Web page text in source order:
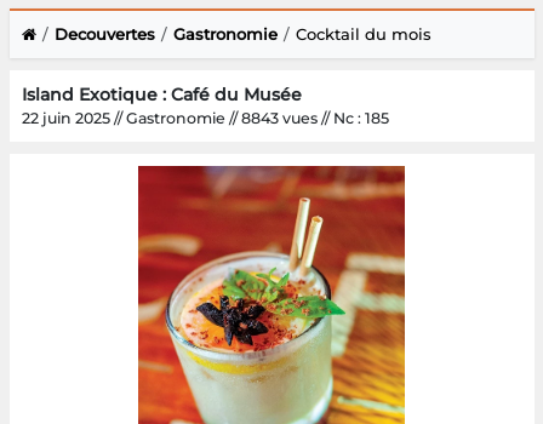
Decouvertes Gastronomie Cocktail du mois
Island Exotique : Café du Musée
22 juin 2025 // Gastronomie // 8843 vues // Nc : 185